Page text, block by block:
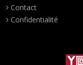
Contact
Confidentialité